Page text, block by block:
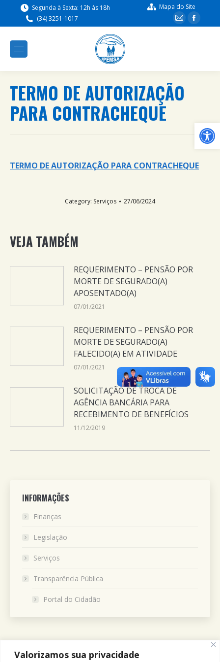
Valorizamos sua privacidade
Segunda à Sexta: 12h às 18h
(34) 3251-1017
Mapa do Site
TERMO DE AUTORIZAÇÃO
PARA CONTRACHEQUE
TERMO DE AUTORIZAÇÃO PARA CONTRACHEQUE
Category: Serviços 27/06/2024
VEJA TAMBÉM
REQUERIMENTO – PENSÃO POR
MORTE DE SEGURADO(A)
APOSENTADO(A)
07/01/2021
REQUERIMENTO – PENSÃO POR
MORTE DE SEGURADO(A)
FALECIDO(A) EM ATIVIDADE
07/01/2021
SOLICITAÇÃO DE TROCA DE
AGÊNCIA BANCÁRIA PARA
RECEBIMENTO DE BENEFÍCIOS
11/12/2019
INFORMAÇÕES
Finanças
Legislação
Serviços
Transparência Pública
Portal do Cidadão